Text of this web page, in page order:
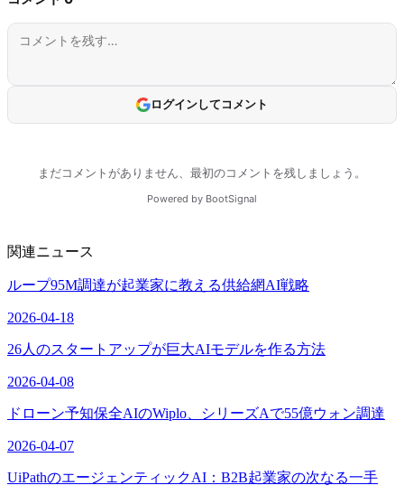
関連ニュース
ループ95M調達が起業家に教える供給網AI戦略
2026-04-18
26人のスタートアップが巨大AIモデルを作る方法
2026-04-08
ドローン予知保全AIのWiplo、シリーズAで55億ウォン調達
2026-04-07
UiPathのエージェンティックAI：B2B起業家の次なる一手